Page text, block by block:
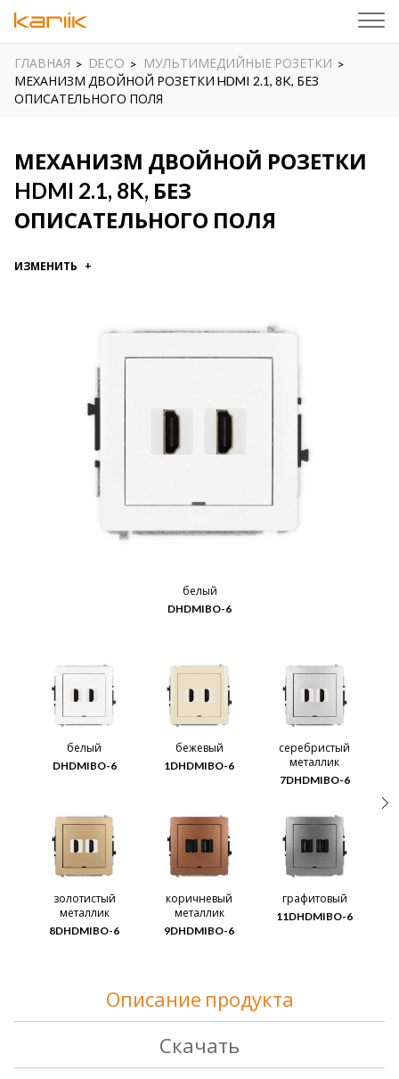
ГЛАВНАЯ DECO
МУЛЬТИМЕДИЙНЫЕ РОЗЕТКИ
МЕХАНИЗМ ДВОЙНОЙ РОЗЕТКИ HDMI 2.1, 8K, БЕЗ
ОПИСАТЕЛЬНОГО ПОЛЯ
МЕХАНИЗМ ДВОЙНОЙ РОЗЕТКИ
HDMI 2.1, 8K, БЕЗ
ОПИСАТЕЛЬНОГО ПОЛЯ
ИЗМЕНИТЬ
белый
DHDMIBO-6
белый
DHDMIBO-6
бежевый
1DHDMIBO-6
серебристый
металлик
7DHDMIBO-6
золотистый
металлик
8DHDMIBO-6
коричневый
металлик
9DHDMIBO-6
графитовый
11DHDMIBO-6
Описание продукта
Скачать